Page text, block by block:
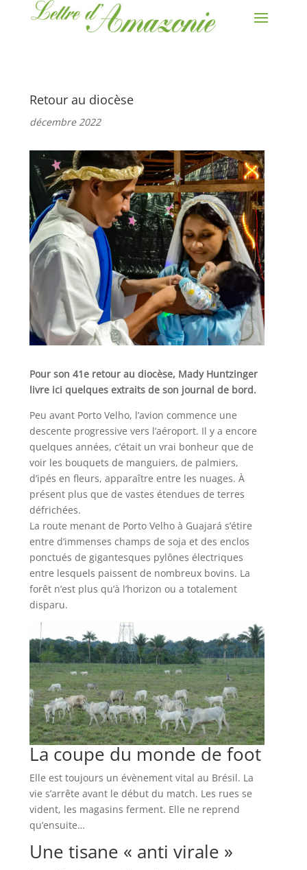
Retour au diocèse
décembre 2022
Pour son 41e retour au diocèse, Mady Huntzinger
livre ici quelques extraits de son journal de bord.
Peu avant Porto Velho, l’avion commence une
descente progressive vers l’aéroport. Il y a encore
quelques années, c’était un vrai bonheur que de
voir les bouquets de manguiers, de palmiers,
d’ipés en fleurs, apparaître entre les nuages. À
présent plus que de vastes étendues de terres
défrichées.
La route menant de Porto Velho à Guajará s’étire
entre d’immenses champs de soja et des enclos
ponctués de gigantesques pylônes électriques
entre lesquels paissent de nombreux bovins. La
forêt n’est plus qu’à l’horizon ou a totalement
disparu.
La coupe du monde de foot
Elle est toujours un évènement vital au Brésil. La
vie s’arrête avant le début du match. Les rues se
vident, les magasins ferment. Elle ne reprend
qu’ensuite…
Une tisane « anti virale »